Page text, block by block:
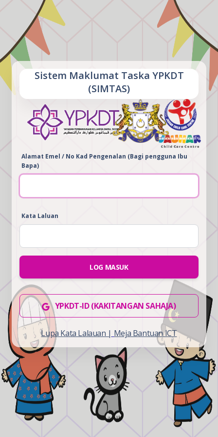
Sistem Maklumat Taska YPKDT
(SIMTAS)
Alamat Emel / No Kad Pengenalan (Bagi pengguna Ibu
Bapa)
Kata Laluan
LOG MASUK
YPKDT-ID (KAKITANGAN SAHAJA)
Lupa Kata Lalauan | Meja Bantuan ICT